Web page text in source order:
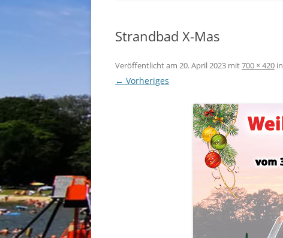
Strandbad X-Mas
Veröffentlicht am 20. April 2023 mit700 × 420 in
← Vorheriges